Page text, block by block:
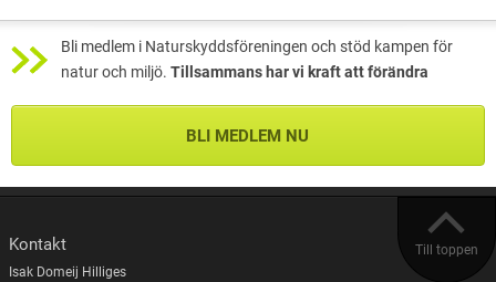
Bli medlem i Naturskyddsföreningen och stöd kampen för
natur och miljö. Tillsammans har vi kraft att förändra
BLI MEDLEM NU
Till toppen
Kontakt
Isak Domeij Hilliges